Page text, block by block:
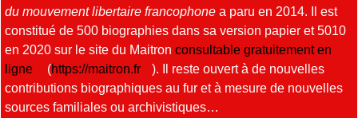
du mouvement libertaire francophone a paru en 2014. Il est
constitué de 500 biographies dans sa version papier et 5010
en 2020 sur le site du Maitron consultable gratuitement en
ligne
(https://maitron.fr
). Il reste ouvert à de nouvelles
contributions biographiques au fur et à mesure de nouvelles
sources familiales ou archivistiques…